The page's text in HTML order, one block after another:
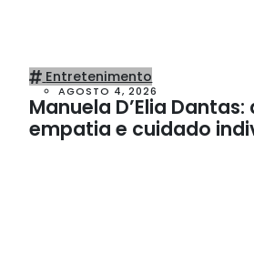
Entretenimento
AGOSTO 4, 2026
Manuela D’Elia
empatia e cuidado